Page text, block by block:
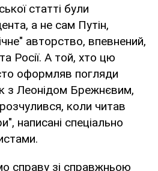
статті були
а не сам Путін,
авторство, впевнений,
Росії. А той, хто цю
оформляв погляди
з Леонідом Брежнєвим,
коли читав
написані спеціально
справу зі справжньою